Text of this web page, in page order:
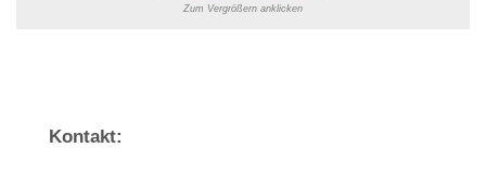
Zum Vergrößern anklicken
Kontakt: